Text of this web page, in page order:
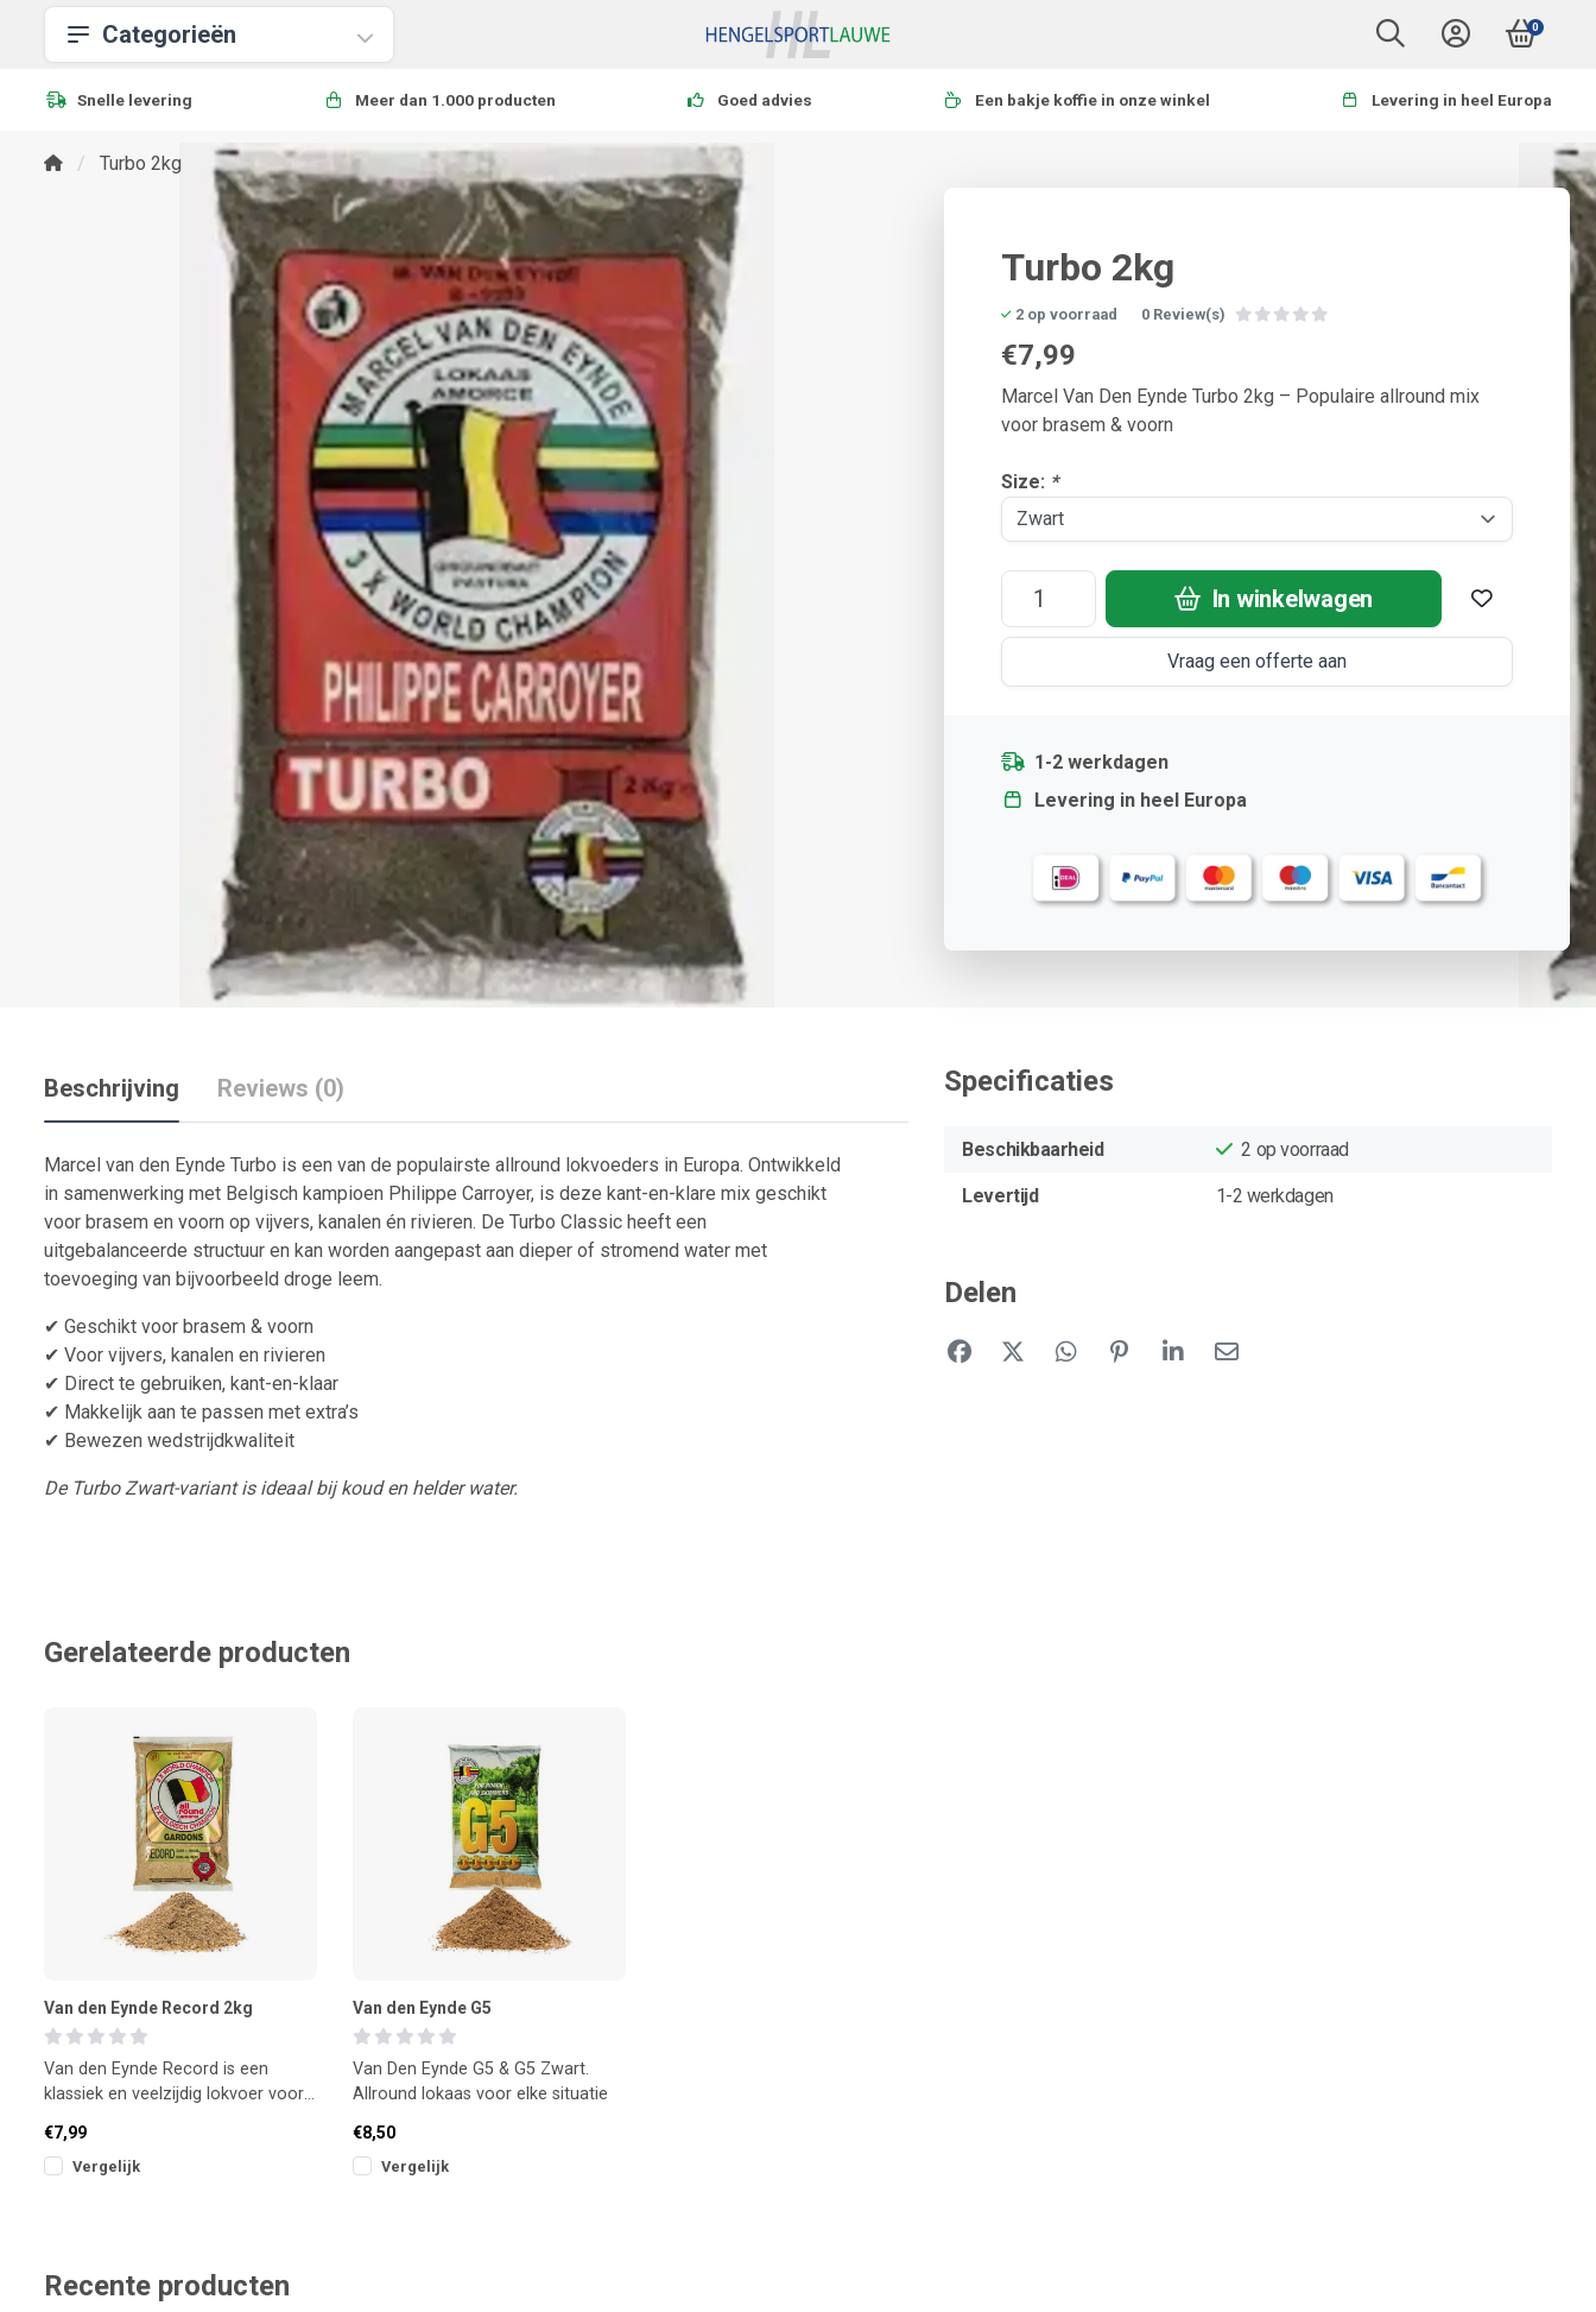
Categorieën 0
Snelle levering Meer dan 1.000 producten Goed advies Een bakje koffie in onze winkel Levering in heel Europa
Turbo 2kg
Turbo 2kg
2 op voorraad 0 Review(s)
€7,99
Marcel Van Den Eynde Turbo 2kg – Populaire allround mix
voor brasem & voorn
Size: *
In winkelwagen
Vraag een offerte aan
1-2 werkdagen
Levering in heel Europa
Beschrijving Reviews (0)
Marcel van den Eynde Turbo is een van de populairste allround lokvoeders in Europa. Ontwikkeld
in samenwerking met Belgisch kampioen Philippe Carroyer, is deze kant-en-klare mix geschikt
voor brasem en voorn op vijvers, kanalen én rivieren. De Turbo Classic heeft een
uitgebalanceerde structuur en kan worden aangepast aan dieper of stromend water met
toevoeging van bijvoorbeeld droge leem.
✔ Geschikt voor brasem & voorn
✔ Voor vijvers, kanalen en rivieren
✔ Direct te gebruiken, kant-en-klaar
✔ Makkelijk aan te passen met extra’s
✔ Bewezen wedstrijdkwaliteit
De Turbo Zwart-variant is ideaal bij koud en helder water.
Specificaties
Beschikbaarheid 2 op voorraad
Levertijd 1-2 werkdagen
Delen
Gerelateerde producten
Van den Eynde Record 2kg
Van den Eynde Record is een
klassiek en veelzijdig lokvoer voor
€7,99
Vergelijk
Van den Eynde G5
Van Den Eynde G5 & G5 Zwart.
Allround lokaas voor elke situatie
€8,50
Vergelijk
Recente producten